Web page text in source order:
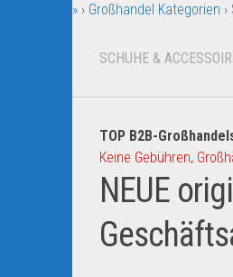
» › Großhandel Kategorien ›
SCHUHE &
TOP B2B-
Keine Gebühren,
NEUE